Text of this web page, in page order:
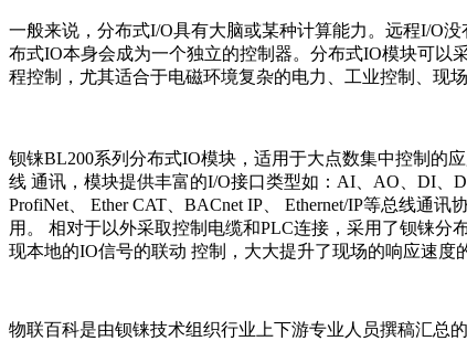
一般来说，分布式I/O具有大脑或某种计算能力。远程I/O
布式IO本身会成为一个独立的控制器。分布式IO模块可以
程控制，尤其适合于电磁环境复杂的电力、工业控制、现
钡铼BL200系列分布式IO模块，适用于大点数集中控制的
线 通讯，模块提供丰富的I/O接口类型如：AI、AO、DI、
ProfiNet、 Ether CAT、BACnet IP、 Ethernet/IP等总线通
用。 相对于以外采取控制电缆和PLC连接，采用了钡铼
现本地的IO信号的联动 控制，大大提升了现场的响应速度
物联百科是由钡铼技术组织行业上下游专业人员撰稿汇总